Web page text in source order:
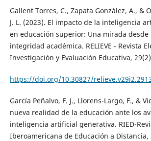
Gallent Torres, C., Zapata González, A., &
J. L. (2023). El impacto de la inteligencia
en educación superior: Una mirada desde
integridad académica. RELIEVE - Revista
Investigación y Evaluación Educativa,
https://doi.org/10.30827/
García Peñalvo, F. J., Llorens-Largo, F., &
nueva realidad de la educación ante los
inteligencia artificial generativa. RIED-
Iberoamericana de Educación a Distancia,